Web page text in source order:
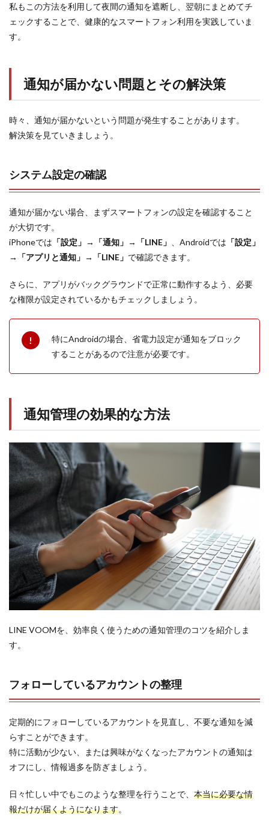
私もこの方法を利用して夜間の通知を遮断し、翌朝にまとめてチ
ェックすることで、健康的なスマートフォン利用を実践していま
す。
通知が届かない問題とその解決策
時々、通知が届かないという問題が発生することがあります。
解決策を見ていきましょう。
システム設定の確認
通知が届かない場合、まずスマートフォンの設定を確認すること
が大切です。
iPhoneでは 「設定」→「通知」→「LINE」 、Androidでは 「設定」
→「アプリと通知」→「LINE」 で確認できます。
さらに、アプリがバックグラウンドで正常に動作するよう、必要
な権限が設定されているかもチェックしましょう。
特にAndroidの場合、省電力設定が通知をブロック
することがあるので注意が必要です。
通知管理の効果的な方法
LINE VOOMを、効率良く使うための通知管理のコツを紹介しま
す。
フォローしているアカウントの整理
定期的にフォローしているアカウントを見直し、不要な通知を減
らすことができます。
特に活動が少ない、または興味がなくなったアカウントの通知は
オフにし、情報過多を防ぎましょう。
日々忙しい中でもこのような整理を行うことで、 本当に必要な情
報だけが届くようになります。